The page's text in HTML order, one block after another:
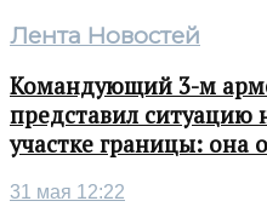
Лента Новостей
Командующий 3-м
представил ситуацию
участке границы: она
31 мая 12:22